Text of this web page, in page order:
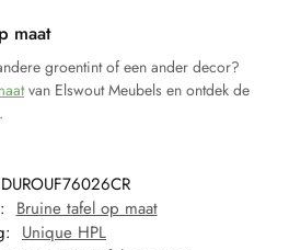
maat
groentint of een ander decor?
van Elswout Meubels en ontdek de
DUROUF76026CR
Bruine tafel op maat
Unique HPL